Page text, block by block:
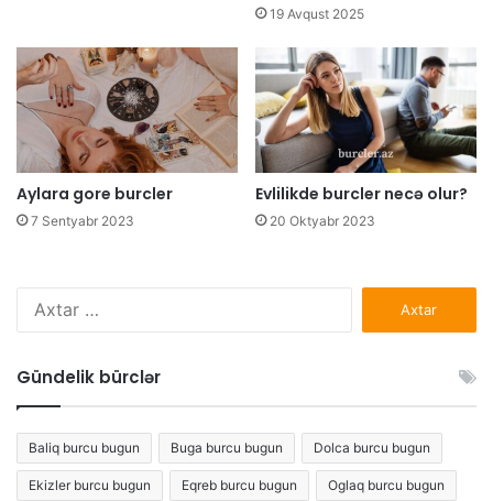
19 Avqust 2025
Aylara gore burcler
7 Sentyabr 2023
Evlilikde burcler necə olur?
20 Oktyabr 2023
Gündelik bürclər
Baliq burcu bugun Buga burcu bugun Dolca burcu bugun
Ekizler burcu bugun Eqreb burcu bugun Oglaq burcu bugun